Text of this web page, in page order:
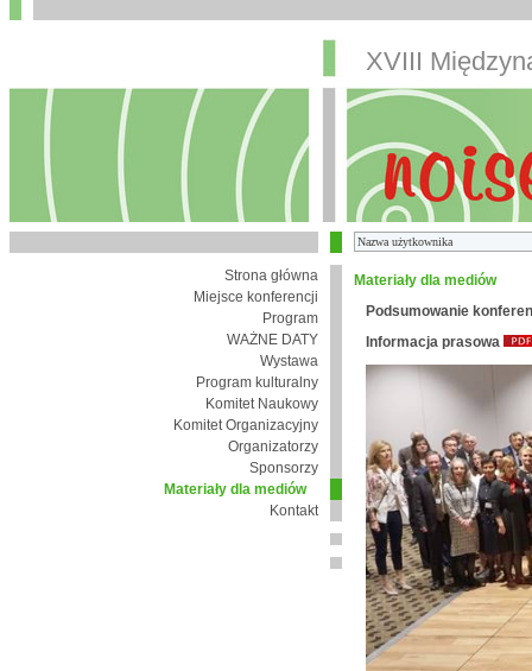
XVIII
Strona główna
Miejsce konferencji
Program
WAŻNE DATY
Wystawa
Program kulturalny
Komitet Naukowy
Komitet Organizacyjny
Organizatorzy
Sponsorzy
Materiały dla mediów
Kontakt
Materiały dla mediów
Podsumowanie
Informacja prasowa